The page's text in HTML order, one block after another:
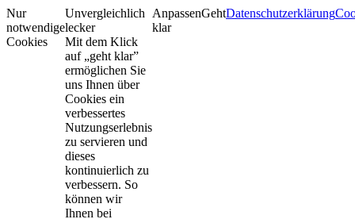
Nur
notwendige
Cookies
Unvergleichlich
lecker
Mit dem Klick
auf „geht klar”
ermöglichen Sie
uns Ihnen über
Cookies ein
verbessertes
Nutzungserlebnis
zu servieren und
dieses
kontinuierlich zu
verbessern. So
können wir
Ihnen bei
AnpassenGeht
klar
Datenschutzerklärung